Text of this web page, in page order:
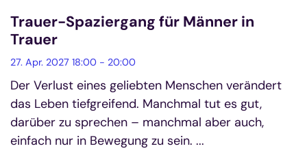
Datum: 27. April 2027
Trauer-Spaziergang für Männer in
Trauer
27. Apr. 2027 18:00 - 20:00
Der Verlust eines geliebten Menschen verändert
das Leben tiefgreifend. Manchmal tut es gut,
darüber zu sprechen – manchmal aber auch,
einfach nur in Bewegung zu sein. ...